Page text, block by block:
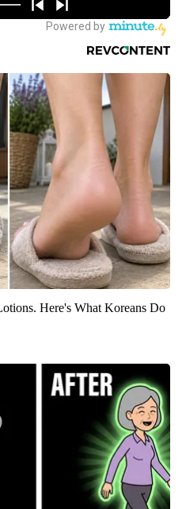
Here's What Koreans Do